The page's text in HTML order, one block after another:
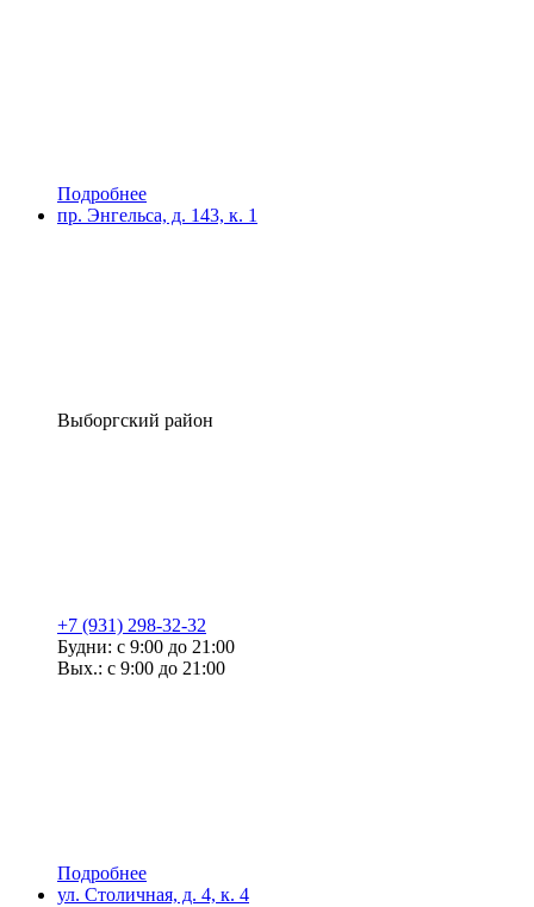
Подробнее
пр. Энгельса, д. 143, к. 1
Выборгский район
+7 (931) 298-32-32
Будни: с 9:00 до 21:00
Вых.: с 9:00 до 21:00
Подробнее
ул. Столичная, д. 4, к. 4